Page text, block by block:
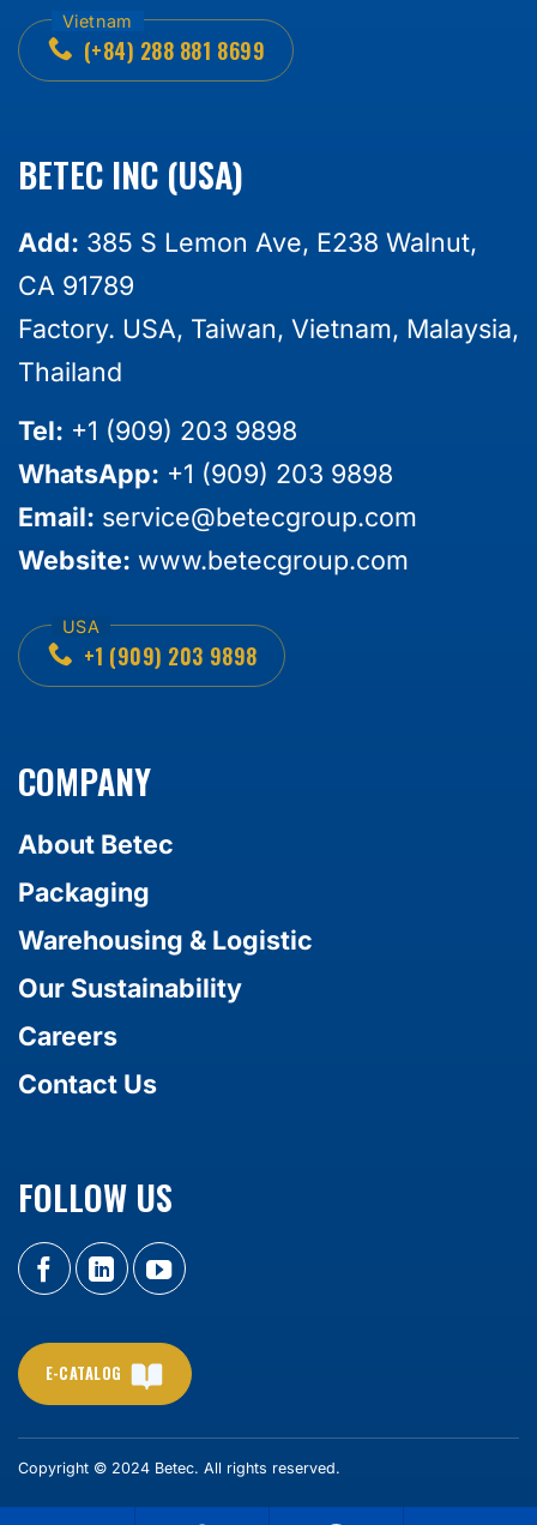
(+84) 288 881 8699
BETEC INC (USA)
Add: 385 S Lemon Ave, E238 Walnut,
CA 91789
Factory. USA, Taiwan, Vietnam, Malaysia,
Thailand
Tel: +1 (909) 203 9898
WhatsApp: +1 (909) 203 9898
Email: service@betecgroup.com
Website: www.betecgroup.com
+1 (909) 203 9898
COMPANY
About Betec
Packaging
Warehousing & Logistic
Our Sustainability
Careers
Contact Us
FOLLOW US
E-CATALOG
Copyright © 2024 Betec. All rights reserved.